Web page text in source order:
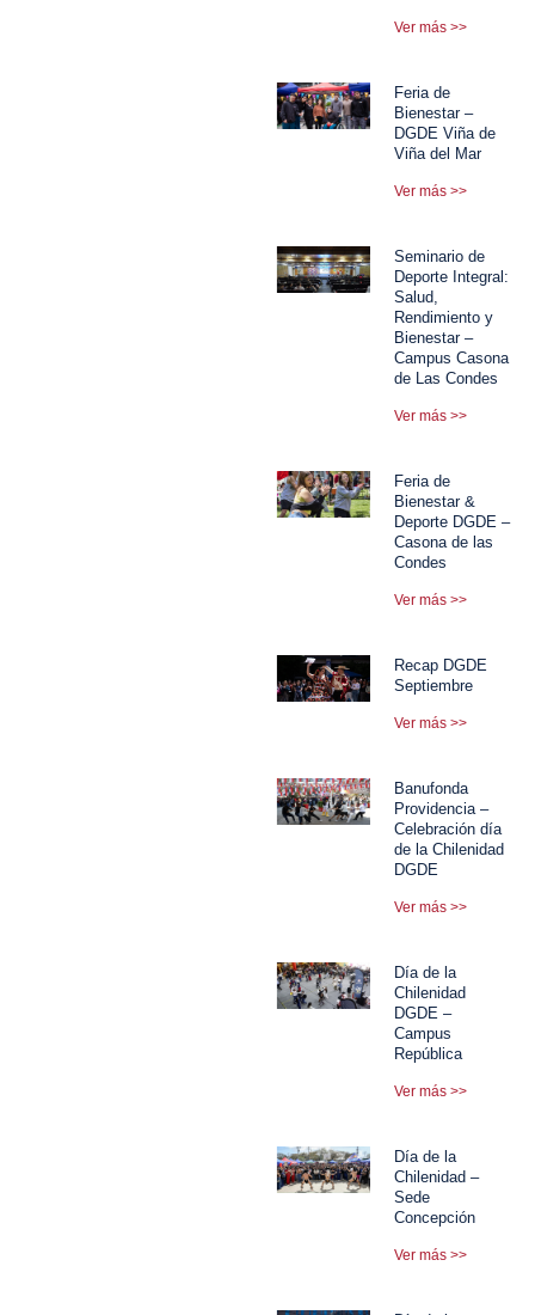
Ver más >>
Feria de
Bienestar –
DGDE Viña de
Viña del Mar
Ver más >>
Seminario de
Deporte Integral:
Salud,
Rendimiento y
Bienestar –
Campus Casona
de Las Condes
Ver más >>
Feria de
Bienestar &
Deporte DGDE –
Casona de las
Condes
Ver más >>
Recap DGDE
Septiembre
Ver más >>
Banufonda
Providencia –
Celebración día
de la Chilenidad
DGDE
Ver más >>
Día de la
Chilenidad
DGDE –
Campus
República
Ver más >>
Día de la
Chilenidad –
Sede
Concepción
Ver más >>